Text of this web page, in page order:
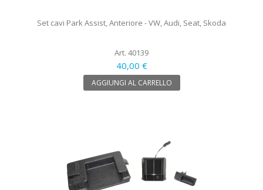
Set cavi Park Assist, Anteriore - VW, Audi, Seat, Skoda
Art. 40139
40,00 €
AGGIUNGI AL CARRELLO